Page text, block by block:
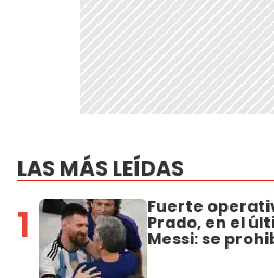
LAS MÁS LEÍDAS
1 Fuerte
Prado, en el
Messi: se